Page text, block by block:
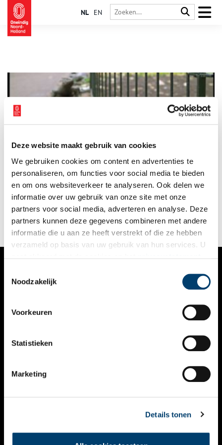
Deze website maakt gebruik van cookies
We gebruiken cookies om content en advertenties te
personaliseren, om functies voor social media te bieden
en om ons websiteverkeer te analyseren. Ook delen we
informatie over uw gebruik van onze site met onze
partners voor social media, adverteren en analyse. Deze
partners kunnen deze gegevens combineren met andere
informatie die u aan ze heeft verstrekt of die ze hebben
verzameld op basis van uw gebruik van hun services. U
Noodzakelijk
Voorkeuren
Statistieken
Marketing
Details tonen
NL EN
Op het Amsterdamse Kleine Gartmanplantsoen, bij het
Leidseplein, staan her en der tientallen bronzen leguanen,
agames en varanen. De beeldengroep heet Blauw Jan. De
beelden verwijzen naar de beroemde menagerie van Jan
Westerhof, oftewel Blauw Jan.
VERHALEN
KALENDER
THEMA’S
VIDEO’S
CONTACT